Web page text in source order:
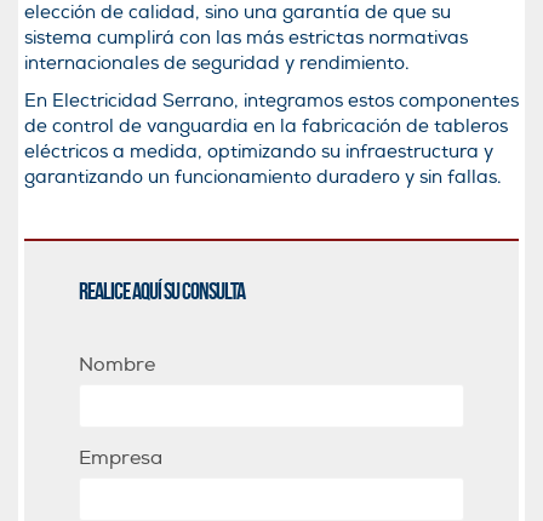
elección de calidad, sino una garantía de que su
sistema cumplirá con las más estrictas normativas
internacionales de seguridad y rendimiento.
En Electricidad Serrano, integramos estos componentes
de control de vanguardia en la fabricación de tableros
eléctricos a medida, optimizando su infraestructura y
garantizando un funcionamiento duradero y sin fallas.
Realice aquí su consulta
Nombre
Empresa